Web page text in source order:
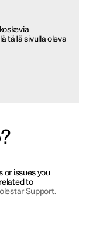
tällä sivulla oleva
or issues you
to
Support.